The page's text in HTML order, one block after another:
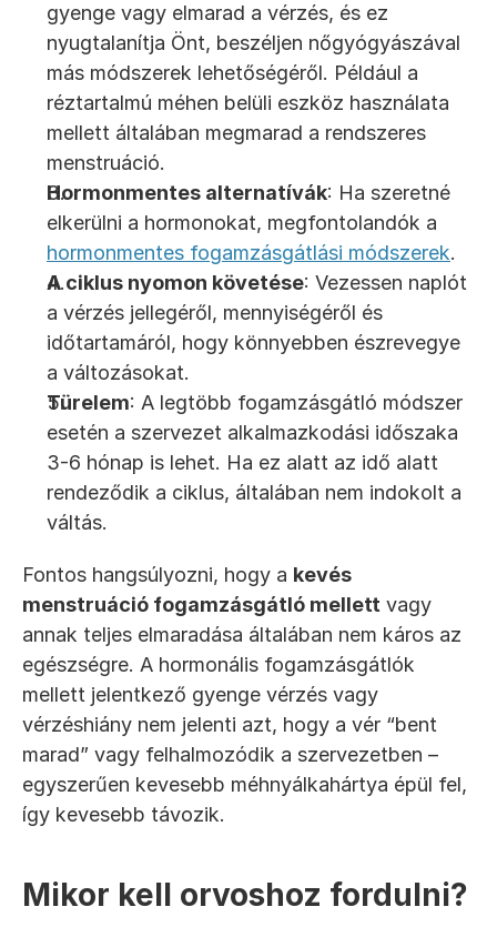
gyenge vagy elmarad a vérzés, és ez
nyugtalanítja Önt, beszéljen nőgyógyászával
más módszerek lehetőségéről. Például a
réztartalmú méhen belüli eszköz használata
mellett általában megmarad a rendszeres
menstruáció.
Hormonmentes alternatívák: Ha szeretné
hormonmentes fogamzásgátlási módszerek.
A ciklus nyomon követése: Vezessen naplót
a vérzés jellegéről, mennyiségéről és
időtartamáról, hogy könnyebben észrevegye
a változásokat.
Türelem: A legtöbb fogamzásgátló módszer
esetén a szervezet alkalmazkodási időszaka
3-6 hónap is lehet. Ha ez alatt az idő alatt
rendeződik a ciklus, általában nem indokolt a
váltás.
Fontos hangsúlyozni, hogy a kevés
menstruáció fogamzásgátló mellett vagy
annak teljes elmaradása általában nem káros az
egészségre. A hormonális fogamzásgátlók
mellett jelentkező gyenge vérzés vagy
vérzéshiány nem jelenti azt, hogy a vér “bent
marad” vagy felhalmozódik a szervezetben –
egyszerűen kevesebb méhnyálkahártya épül fel,
így kevesebb távozik.
Mikor kell orvoshoz fordulni?